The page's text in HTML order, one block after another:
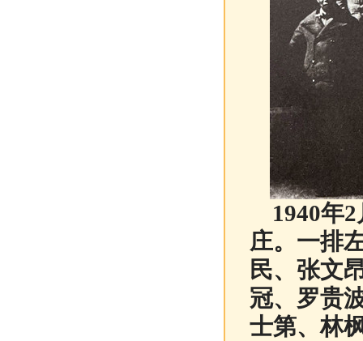
1940年2
庄。一排
民、张文
冠、罗贵
士第、林